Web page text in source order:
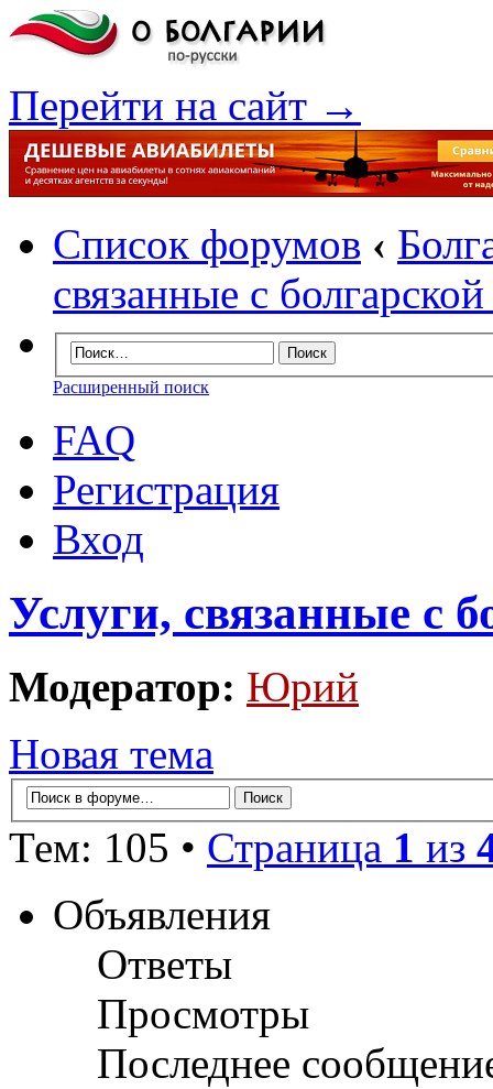
Перейти на сайт →
Список форумов ‹
связанные с
Расширенный поиск
FAQ
Регистрация
Вход
Услуги, связанные с
Модератор: Юрий
Новая тема
Тем: 105 • Страница 1 из
Объявления
Ответы
Просмотры
Последнее